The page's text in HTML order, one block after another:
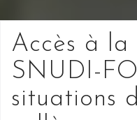
Accès à la
SNUDI-
situations